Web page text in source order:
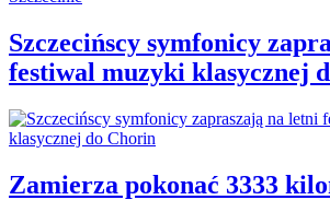
Szczecińscy symfonicy
festiwal muzyki klasycznej
Zamierza pokonać 3333